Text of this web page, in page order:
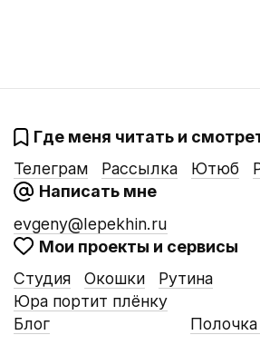
Где меня читать и
Телеграм
Рассылка Ютюб
Написать мне
evgeny@lepekhin.ru
Мои проекты и сервисы
Студия
Окошки
Юра портит плёнку
Рутина
Блог
Полочка